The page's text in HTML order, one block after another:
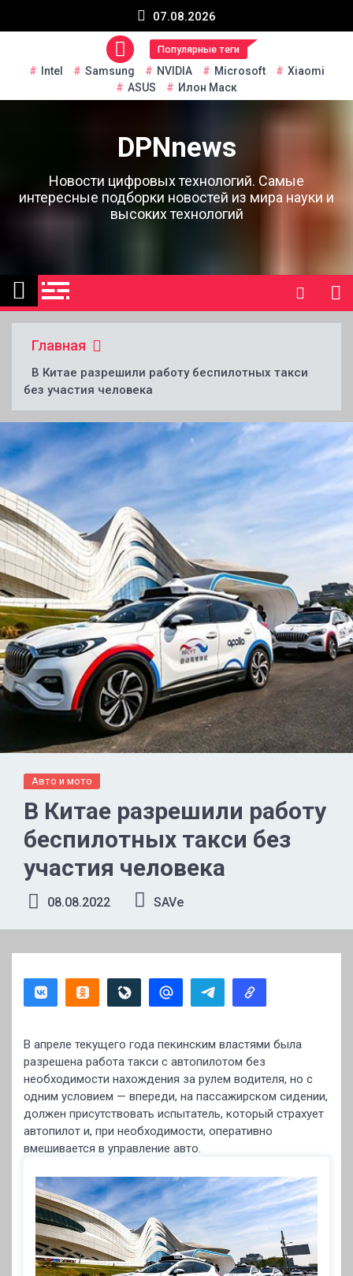
07.08.2026
Популярные теги
Intel Samsung NVIDIA Microsoft
Xiaomi
ASUS
Илон Маск
DPNnews
Новости цифровых технологий. Самые
интересные подборки новостей из мира науки и
высоких технологий
Главная
В Китае разрешили работу беспилотных такси
без участия человека
Авто и мото
В Китае разрешили работу
беспилотных такси без
участия человека
08.08.2022 SAVe
В апреле текущего года пекинским властями была
разрешена работа такси с автопилотом без
необходимости нахождения за рулем водителя, но с
одним условием — впереди, на пассажирском сидении,
должен присутствовать испытатель, который страхует
автопилот и, при необходимости, оперативно
вмешивается в управление авто.